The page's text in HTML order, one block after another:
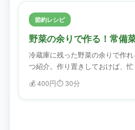
節約レシピ
野菜の余りで作る！常備
冷蔵庫に残った野菜の余りで作
つ紹介。作り置きしておけば、
💰 400円⏱️ 30分